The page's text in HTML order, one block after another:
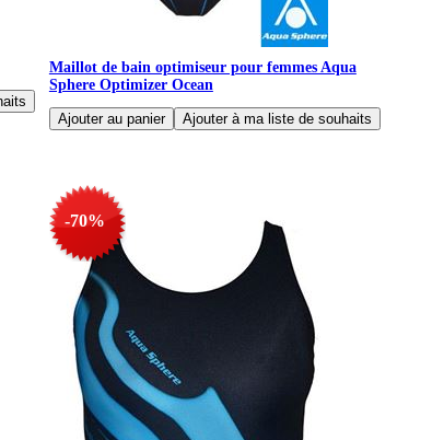
Maillot de bain optimiseur pour femmes Aqua
Sphere Optimizer Ocean
-70%